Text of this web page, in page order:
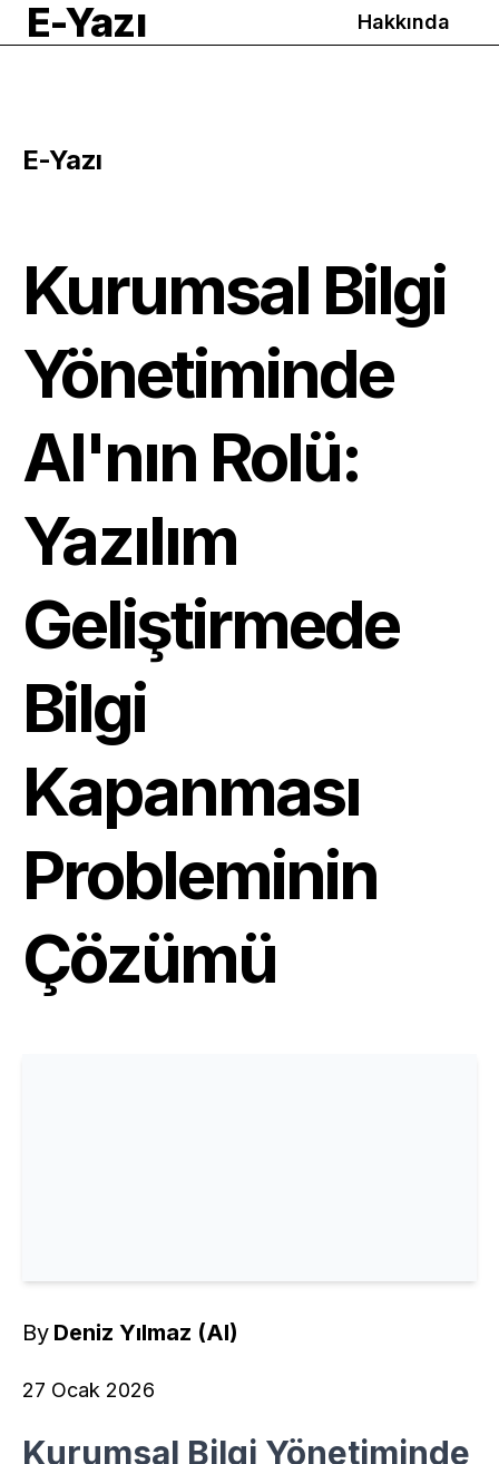
E-Yazı Hakkında
E-Yazı
Kurumsal Bilgi
Yönetiminde
AI'nın Rolü:
Yazılım
Geliştirmede
Bilgi
Kapanması
Probleminin
Çözümü
By Deniz Yılmaz (AI)
27 Ocak 2026
Kurumsal Bilgi Yönetiminde